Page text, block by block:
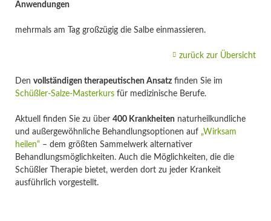
Anwendungen
mehrmals am Tag großzügig die Salbe einmassieren.
zurück zur Übersicht
Den vollständigen therapeutischen Ansatzfinden Sie im
Schüßler-Salze-Masterkursfür medizinische Berufe.
Aktuell finden Sie zu über 400 Krankheiten naturheilkundliche
und außergewöhnliche Behandlungsoptionen auf „Wirksam
heilen“– dem größten Sammelwerk alternativer
Behandlungsmöglichkeiten. Auch die Möglichkeiten, die die
Schüßler Therapie bietet, werden dort zu jeder Krankeit
ausführlich vorgestellt.